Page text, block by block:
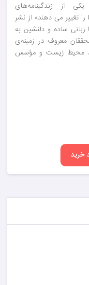
از زندگینامه‌های
تغییر می دهند» از نشر
زبانی ساده و دلنشین به
معروف در زمینه‌ی
محیط زیست و مؤسس
خرید